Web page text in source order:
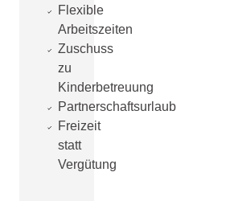
Flexible
Arbeitszeiten
Zuschuss
zu
Kinderbetreuung
Partnerschaftsurlaub
Freizeit
statt
Vergütung